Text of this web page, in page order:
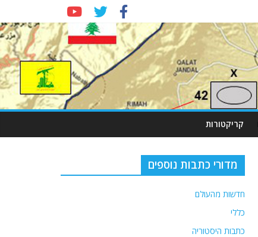
קריקטורות
מדורי כתבות נוספים
חדשות מהעולם
כללי
כתבות היסטוריה